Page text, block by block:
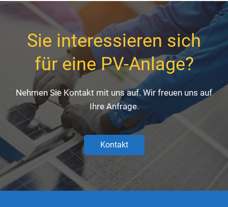
Sie interessieren sich
für eine PV-Anlage?
Nehmen Sie Kontakt mit uns auf. Wir freuen uns auf
Ihre Anfrage.
Kontakt